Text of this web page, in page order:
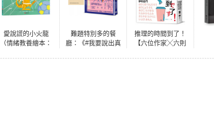
愛說謊的小火龍
（情緒教養繪本：
難題特別多的餐
廳：《#我要說出真
推理的時間到了！
【六位作家╳六則